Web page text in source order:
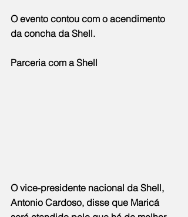
O evento contou com o acendimento
da concha da Shell.
Parceria com a Shell
O vice-presidente nacional da Shell,
Antonio Cardoso, disse que Maricá